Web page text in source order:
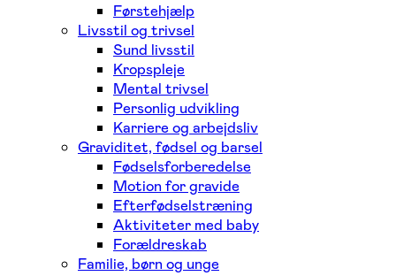
Førstehjælp
Livsstil og trivsel
Sund livsstil
Kropspleje
Mental trivsel
Personlig udvikling
Karriere og arbejdsliv
Graviditet, fødsel og barsel
Fødselsforberedelse
Motion for gravide
Efterfødselstræning
Aktiviteter med baby
Forældreskab
Familie, børn og unge